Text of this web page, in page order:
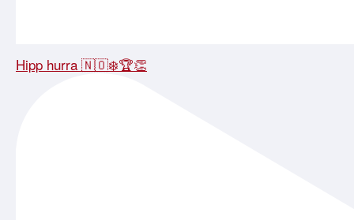
Hipp hurra 🇳🇴❄️🏆👏